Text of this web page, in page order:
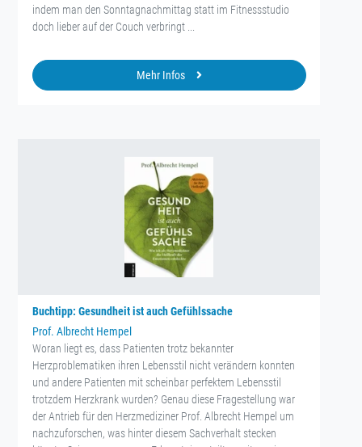
indem man den Sonntagnachmittag statt im Fitnessstudio
doch lieber auf der Couch verbringt ...
Mehr Infos
Buchtipp: Gesundheit ist auch Gefühlssache
Prof. Albrecht Hempel
Woran liegt es, dass Patienten trotz bekannter
Herzproblematiken ihren Lebensstil nicht verändern konnten
und andere Patienten mit scheinbar perfektem Lebensstil
trotzdem Herzkrank wurden? Genau diese Fragestellung war
der Antrieb für den Herzmediziner Prof. Albrecht Hempel um
nachzuforschen, was hinter diesem Sachverhalt stecken